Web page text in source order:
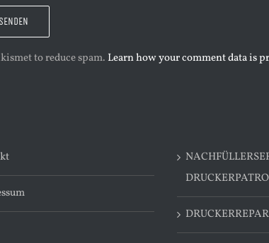
to reduce spam. Learn how your comment data is